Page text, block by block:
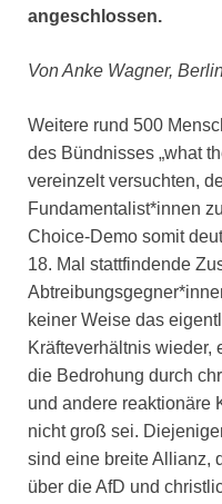
angeschlossen.
Von Anke Wagner,
Weitere rund 500
des Bündnisses „what
vereinzelt versuchten,
Fundamentalist*innen
Choice-Demo somit
18. Mal stattfindende
keiner Weise das
Kräfteverhältnis wieder,
die Bedrohung durch
und andere reaktionäre
nicht groß sei.
sind eine breite Allianz,
über die AfD und